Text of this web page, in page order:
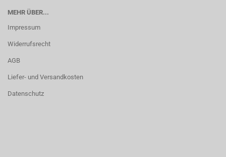
MEHR ÜBER...
Impressum
Widerrufsrecht
AGB
Liefer- und Versandkosten
Datenschutz